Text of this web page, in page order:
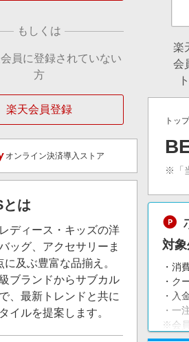
もしくは
員に登録されていない
方
楽天会員登録
オンライン決済導入ストア
とは
ディース・キッズの洋
ッグ、アクセサリーま
に及ぶ豊富な品揃え。
ブランドからサブカル
、最新トレンドと共に
イルを提案します。
楽
会
トップ
※「
対
・消
・ク
・入
・一
※会